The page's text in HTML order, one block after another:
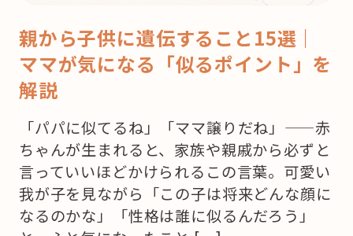
親から子供に遺伝すること15選｜
ママが気になる「似るポイント」を
解説
「パパに似てるね」「ママ譲りだね」——赤
ちゃんが生まれると、家族や親戚から必ずと
言っていいほどかけられるこの言葉。可愛い
我が子を見ながら「この子は将来どんな顔に
なるのかな」「性格は誰に似るんだろう」